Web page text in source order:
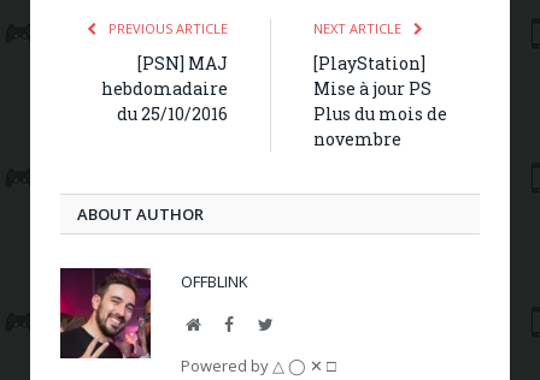
PREVIOUS ARTICLE
[PSN] MAJ
hebdomadaire
du 25/10/2016
NEXT ARTICLE
[PlayStation]
Mise à jour PS
Plus du mois de
novembre
ABOUT AUTHOR
OFFBLINK
WebsiteFacebookTwitter
Powered by △ ◯ ✕ □